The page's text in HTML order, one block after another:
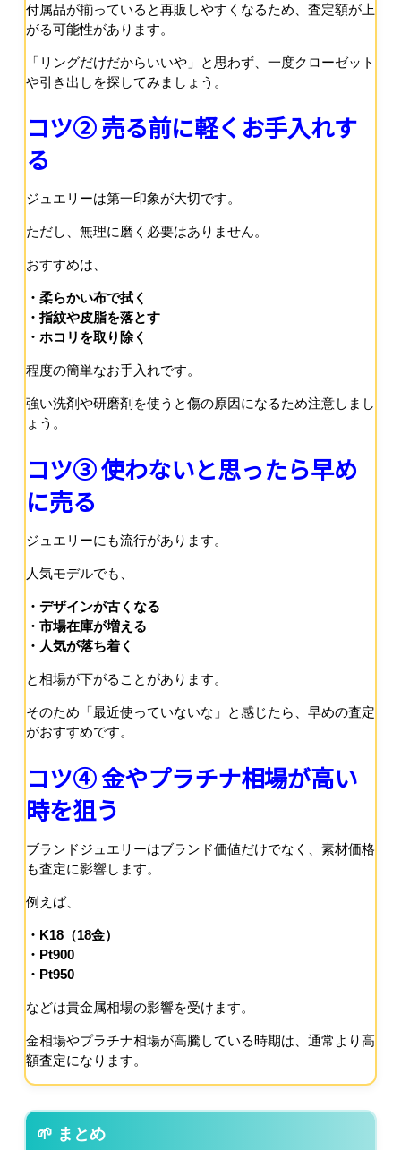
付属品が揃っていると再販しやすくなるため、査定額が上
がる可能性があります。
「リングだけだからいいや」と思わず、一度クローゼット
や引き出しを探してみましょう。
コツ② 売る前に軽くお手入れす
る
ジュエリーは第一印象が大切です。
ただし、無理に磨く必要はありません。
おすすめは、
・柔らかい布で拭く
・指紋や皮脂を落とす
・ホコリを取り除く
程度の簡単なお手入れです。
強い洗剤や研磨剤を使うと傷の原因になるため注意しまし
ょう。
コツ③ 使わないと思ったら早め
に売る
ジュエリーにも流行があります。
人気モデルでも、
・デザインが古くなる
・市場在庫が増える
・人気が落ち着く
と相場が下がることがあります。
そのため「最近使っていないな」と感じたら、早めの査定
がおすすめです。
コツ④ 金やプラチナ相場が高い
時を狙う
ブランドジュエリーはブランド価値だけでなく、素材価格
も査定に影響します。
例えば、
・K18（18金）
・Pt900
・Pt950
などは貴金属相場の影響を受けます。
金相場やプラチナ相場が高騰している時期は、通常より高
額査定になります。
🌱 まとめ